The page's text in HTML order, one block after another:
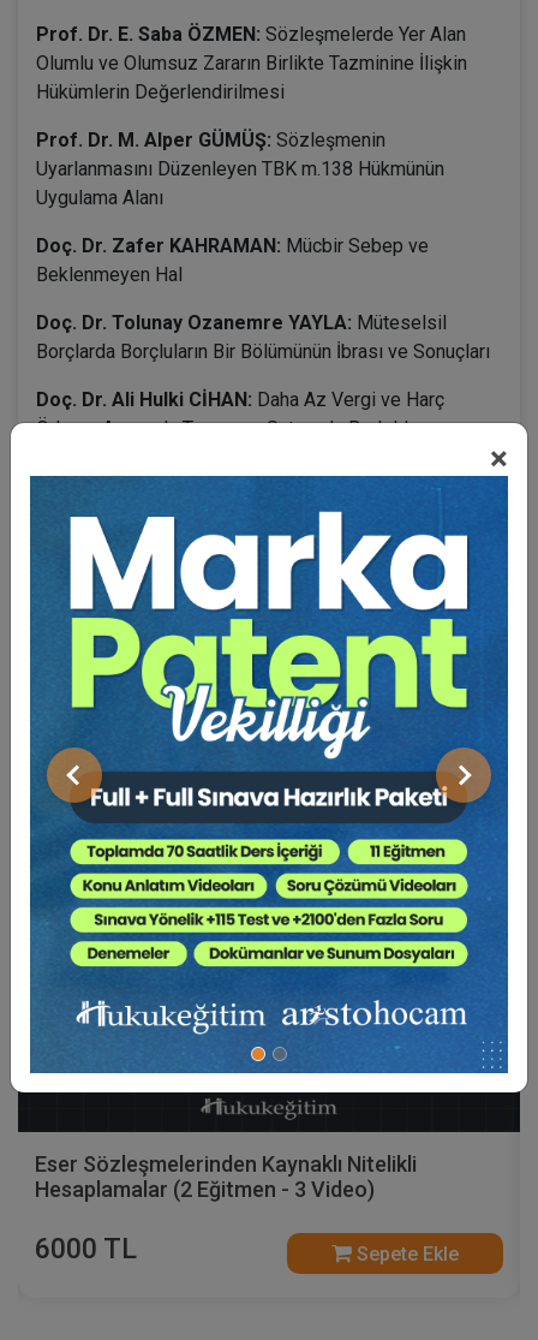
×
Önceki Sonraki
Prof. Dr. E. Saba ÖZMEN: Sözleşmelerde Yer Alan
Olumlu ve Olumsuz Zararın Birlikte Tazminine İlişkin
Hükümlerin Değerlendirilmesi
Prof. Dr. M. Alper GÜMÜŞ: Sözleşmenin
Uyarlanmasını Düzenleyen TBK m.138 Hükmünün
Uygulama Alanı
Doç. Dr. Zafer KAHRAMAN: Mücbir Sebep ve
Beklenmeyen Hal
Doç. Dr. Tolunay Ozanemre YAYLA: Müteselsil
Borçlarda Borçluların Bir Bölümünün İbrası ve Sonuçları
Doç. Dr. Ali Hulki CİHAN: Daha Az Vergi ve Harç
Ödeme Amacıyla Taşınmaz Satışında Bedelde
BENZER VIDEO EĞITIMLER
Video Eğitim Abonesi Ol: Sadece 5490 TL / Yıllık
Hukuk Eğitim
Eser Sözleşmelerinden Kaynaklı Nitelikli
Hesaplamalar (2 Eğitmen - 3 Video)
6000 TL Sepete Ekle